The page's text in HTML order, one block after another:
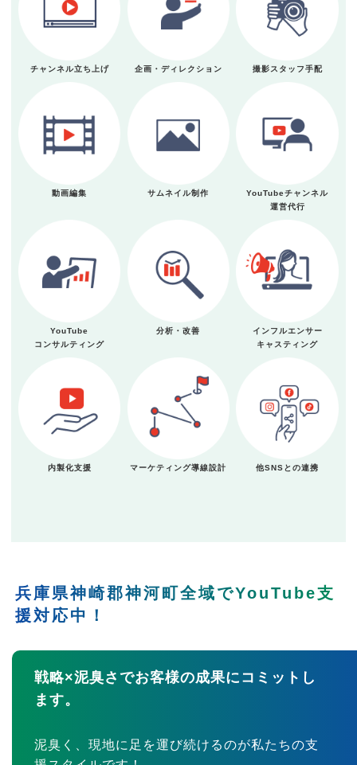
チャンネル立ち上げ 企画・ディレクション 撮影スタッフ手配
動画編集 サムネイル制作
YouTubeチャンネル
運営代行
YouTube
コンサルティング
分析・改善
インフルエンサー
キャスティング
内製化支援 マーケティング導線設計 他SNSとの連携
兵庫県神崎郡神河町全域でYouTube支
援対応中！
戦略×泥臭さでお客様の成果にコミットし
ます。
泥臭く、現地に足を運び続けるのが私たちの支